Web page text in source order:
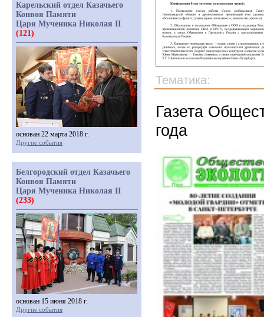
Тематика:
Газета
года
Карельский отдел Казачьего
Конвоя Памяти
Царя Мученика Николая II
(121)
основан 22 марта 2018 г.
Другие события
Белгородский отдел Казачьего
Конвоя Памяти
Царя Мученика Николая II
(233)
основан 15 июня 2018 г.
Другие события